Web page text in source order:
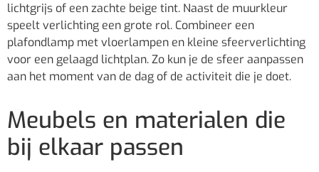
lichtgrijs of een zachte beige tint. Naast de muurkleur
speelt verlichting een grote rol. Combineer een
plafondlamp met vloerlampen en kleine sfeerverlichting
voor een gelaagd lichtplan. Zo kun je de sfeer aanpassen
aan het moment van de dag of de activiteit die je doet.
Meubels en materialen die
bij elkaar passen